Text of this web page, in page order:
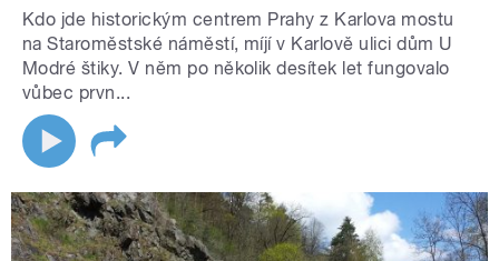
Kdo jde historickým centrem Prahy z Karlova mostu
na Staroměstské náměstí, míjí v Karlově ulici dům U
Modré štiky. V něm po několik desítek let fungovalo
vůbec prvn...